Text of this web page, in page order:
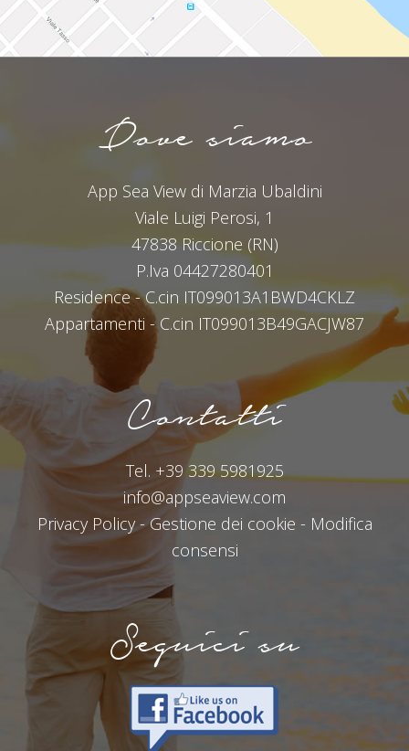
Dove siamo
App Sea View di Marzia Ubaldini
Viale Luigi Perosi, 1
47838 Riccione (RN)
P.Iva 04427280401
Residence - C.cin IT099013A1BWD4CKLZ
Appartamenti - C.cin IT099013B49GACJW87
Contatti
Tel. +39 339 5981925
info@appseaview.com
Privacy Policy-Gestione dei cookie - Modifica
consensi
Seguici su